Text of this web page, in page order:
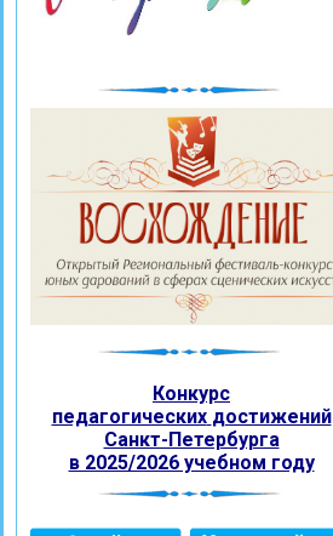
Конкурс
педагогических достижений
Санкт-Петербурга
в 2025/2026 учебном году